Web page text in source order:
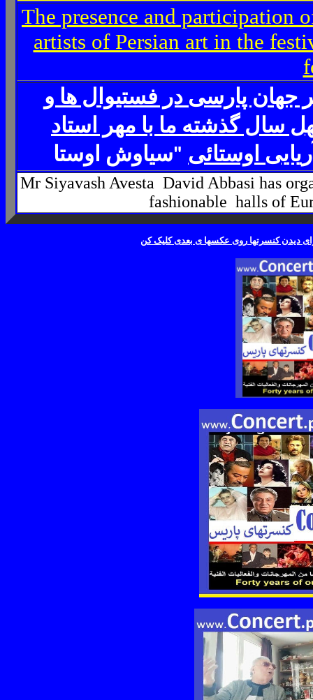
The presence and participation
artists of Persian art in the
جهان پارسی در فستیوال ها و
سال گذشته ما با مهر استاد
اوستائی "سیاوش اوستا
Mr Siyavash Avesta David Abbasi has
fashionable halls of
دیدن کنسرتها روی عکسها ی بعدی کلیک کن